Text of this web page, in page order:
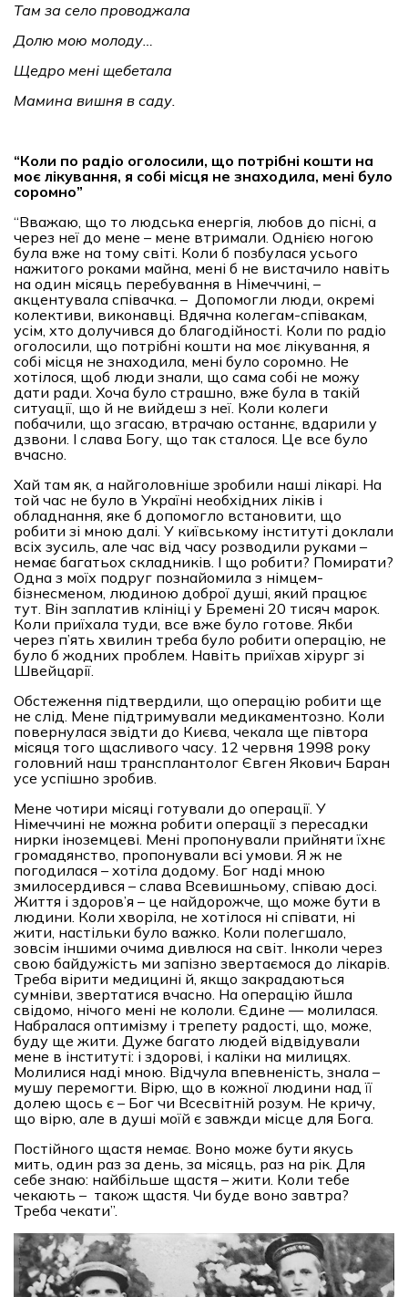
Там за село проводжала
Долю мою молоду…
Щедро мені щебетала
Мамина вишня в саду.
“Коли по радіо оголосили, що потрібні кошти на
моє лікування, я собі місця не знаходила, мені було
соромно”
“Вважаю, що то людська енергія, любов до пісні, а
через неї до мене – мене втримали. Однією ногою
була вже на тому світі. Коли б позбулася усього
нажитого роками майна, мені б не вистачило навіть
на один місяць перебування в Німеччині, –
акцентувала співачка. – Допомогли люди, окремі
колективи, виконавці. Вдячна колегам-співакам,
усім, хто долучився до благодійності. Коли по радіо
оголосили, що потрібні кошти на моє лікування, я
собі місця не знаходила, мені було соромно. Не
хотілося, щоб люди знали, що сама собі не можу
дати ради. Хоча було страшно, вже була в такій
ситуації, що й не вийдеш з неї. Коли колеги
побачили, що згасаю, втрачаю останнє, вдарили у
дзвони. І слава Богу, що так сталося. Це все було
вчасно.
Хай там як, а найголовніше зробили наші лікарі. На
той час не було в Україні необхідних ліків і
обладнання, яке б допомогло встановити, що
робити зі мною далі. У київському інституті доклали
всіх зусиль, але час від часу розводили руками –
немає багатьох складників. І що робити? Помирати?
Одна з моїх подруг познайомила з німцем-
бізнесменом, людиною доброї душі, який працює
тут. Він заплатив клініці у Бремені 20 тисяч марок.
Коли приїхала туди, все вже було готове. Якби
через п’ять хвилин треба було робити операцію, не
було б жодних проблем. Навіть приїхав хірург зі
Швейцарії.
Обстеження підтвердили, що операцію робити ще
не слід. Мене підтримували медикаментозно. Коли
повернулася звідти до Києва, чекала ще півтора
місяця того щасливого часу. 12 червня 1998 року
головний наш трансплантолог Євген Якович Баран
усе успішно зробив.
Мене чотири місяці готували до операції. У
Німеччині не можна робити операції з пересадки
нирки іноземцеві. Мені пропонували прийняти їхнє
громадянство, пропонували всі умови. Я ж не
погодилася – хотіла додому. Бог наді мною
змилосердився – слава Всевишньому, співаю досі.
Життя і здоров’я – це найдорожче, що може бути в
людини. Коли хворіла, не хотілося ні співати, ні
жити, настільки було важко. Коли полегшало,
зовсім іншими очима дивлюся на світ. Інколи через
свою байдужість ми запізно звертаємося до лікарів.
Треба вірити медицині й, якщо закрадаються
сумніви, звертатися вчасно. На операцію йшла
свідомо, нічого мені не кололи. Єдине — молилася.
Набралася оптимізму і трепету радості, що, може,
буду ще жити. Дуже багато людей відвідували
мене в інституті: і здорові, і каліки на милицях.
Молилися наді мною. Відчула впевненість, знала –
мушу перемогти. Вірю, що в кожної людини над її
долею щось є – Бог чи Всесвітній розум. Не кричу,
що вірю, але в душі моїй є завжди місце для Бога.
Постійного щастя немає. Воно може бути якусь
мить, один раз за день, за місяць, раз на рік. Для
себе знаю: найбільше щастя – жити. Коли тебе
чекають – також щастя. Чи буде воно завтра?
Треба чекати”.